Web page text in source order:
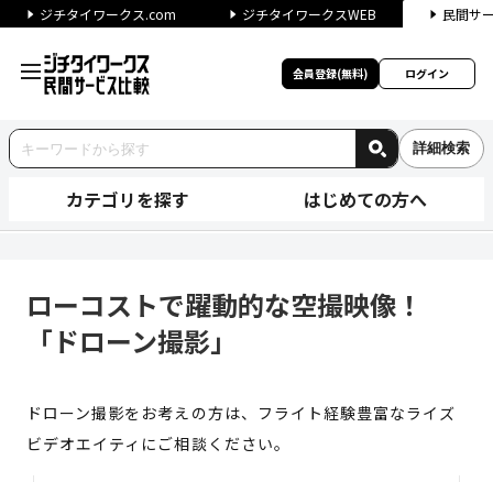
ジチタイワークス.com ジチタイワークスWEB 民間サ
会員登録(無料) ログイン
詳細検索
カテゴリを探す はじめての方へ
ローコストで躍動的な空撮映像！
「ドローン撮影」
ドローン撮影をお考えの方は、フライト経験豊富なライズ
ビデオエイティにご相談ください。